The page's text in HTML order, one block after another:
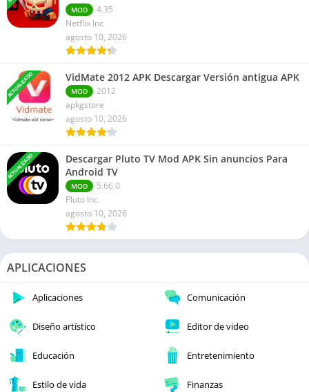
MOD
4.35
Netflix Inc
agosto 10, 2026
ACTUALIZADO VidMate 2012 APK Descargar Versión antigua APK
MOD
2012
apkgstore
agosto 10, 2026
ACTUALIZADO
Descargar Pluto TV Mod APK Sin anuncios Para
Android TV
MOD
5.66.0
Pluto Inc.
agosto 10, 2026
APLICACIONES
Aplicaciones Comunicación
Diseño artístico Editor de video
Educación Entretenimiento
Estilo de vida Finanzas